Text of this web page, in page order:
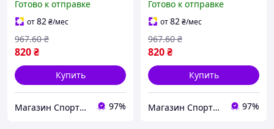
Готово к отправке
от82₴/мес
820₴
967.60 ₴
Купить
Магазин Спортивного Питания BBpower.in.ua 97%
апельсин
Готово к отправке
от82₴/мес
820₴
967.60 ₴
Купить
Магазин Спортивного Питания BBpower.in.ua 97%